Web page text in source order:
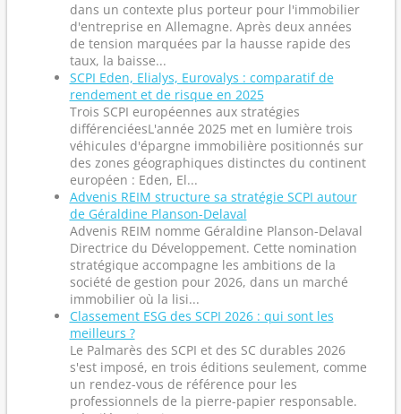
dans un contexte plus porteur pour l'immobilier
d'entreprise en Allemagne. Après deux années
de tension marquées par la hausse rapide des
taux, la baisse...
SCPI Eden, Elialys, Eurovalys : comparatif de
rendement et de risque en 2025
Trois SCPI européennes aux stratégies
différenciéesL'année 2025 met en lumière trois
véhicules d'épargne immobilière positionnés sur
des zones géographiques distinctes du continent
européen : Eden, El...
Advenis REIM structure sa stratégie SCPI autour
de Géraldine Planson-Delaval
Advenis REIM nomme Géraldine Planson-Delaval
Directrice du Développement. Cette nomination
stratégique accompagne les ambitions de la
société de gestion pour 2026, dans un marché
immobilier où la lisi...
Classement ESG des SCPI 2026 : qui sont les
meilleurs ?
Le Palmarès des SCPI et des SC durables 2026
s'est imposé, en trois éditions seulement, comme
un rendez-vous de référence pour les
professionnels de la pierre-papier responsable.